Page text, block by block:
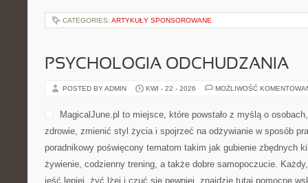
CATEGORIES: ARTYKUŁY SPONSOROWANE
PSYCHOLOGIA ODCHUDZANIA
POSTED BY ADMIN KWI - 22 - 2026 MOŻLIWOŚĆ
MagicalJune.pl to miejsce, które powstało z myślą o
zdrowie, zmienić styl życia i spojrzeć na odżywianie w sposób
poradnikowy poświęcony tematom takim jak gubienie zbędnych
żywienie, codzienny trening, a także dobre samopoczucie.
jeść lepiej, żyć lżej i czuć się pewniej, znajdzie tutaj pomocne